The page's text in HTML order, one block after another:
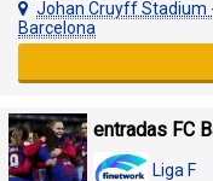
Johan Cruyff Stadium
Barcelona
entradas FC
Liga F